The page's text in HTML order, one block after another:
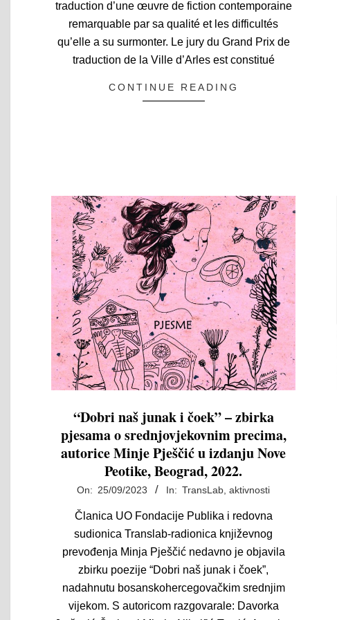
traduction d’une œuvre de fiction contemporaine
remarquable par sa qualité et les difficultés
qu’elle a su surmonter. Le jury du Grand Prix de
traduction de la Ville d’Arles est constitué
CONTINUE READING
“Dobri naš junak i čoek” – zbirka
pjesama o srednjovjekovnim precima,
autorice Minje Pješčić u izdanju Nove
Peotike, Beograd, 2022.
2023-On: 25/09/2023 In: TransLab, aktivnosti
Članica UO Fondacije Publika i redovna
sudionica Translab-radionica književnog
prevođenja Minja Pješčić nedavno je objavila
zbirku poezije “Dobri naš junak i čoek”,
nadahnutu bosanskohercegovačkim srednjim
vijekom. S autoricom razgovarale: Davorka